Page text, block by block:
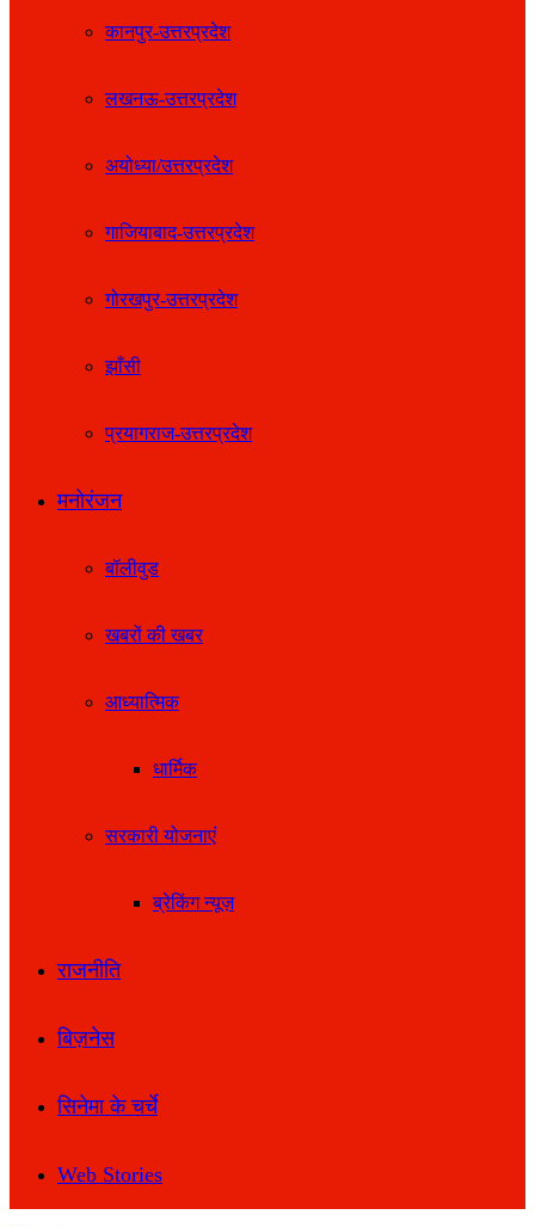
कानपुर-उत्तरप्रदेश
लखनऊ-उत्तरप्रदेश
अयोध्या/उत्तरप्रदेश
गाजियाबाद-उत्तरप्रदेश
गोरखपुर-उत्तरप्रदेश
झाँसी
प्रयागराज-उत्तरप्रदेश
मनोरंजन
बॉलीवुड
खबरों की खबर
आध्यात्मिक
धार्मिक
सरकारी योजनाएं
ब्रेकिंग न्यूज़
राजनीति
बिज़नेस
सिनेमा के चर्चे
Web Stories